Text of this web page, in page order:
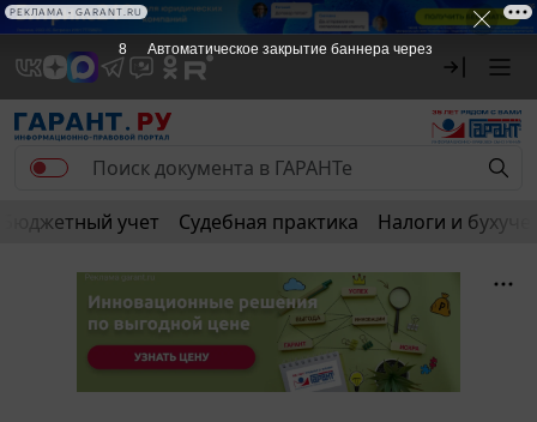
Бюджетный учет Судебная практика Налоги и
8 Автоматическое закрытие баннера через
РЕКЛАМА • GARANT.RU